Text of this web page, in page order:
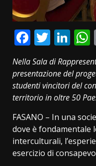
Nella Sala di
presentazione del
studenti vincitori del
territorio in oltre 50
FASANO – In una
dove è fondamentale
interculturali,
esercizio di